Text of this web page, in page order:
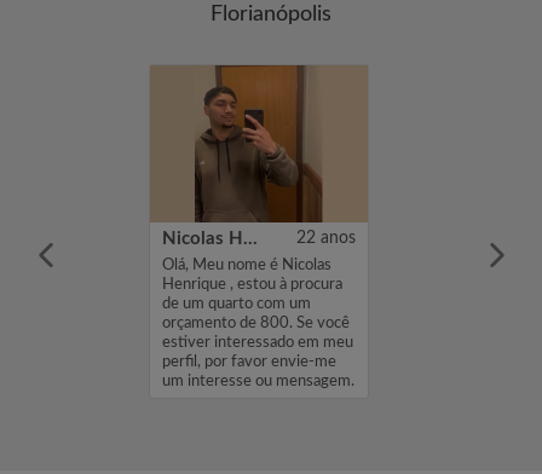
Florianópolis
pra morar
Nicolas Henrique 22 anos
Olá, Meu nome é Nicolas
Henrique , estou à procura
de um quarto com um
orçamento de 800. Se você
estiver interessado em meu
perfil, por favor envie-me
um interesse ou mensagem.